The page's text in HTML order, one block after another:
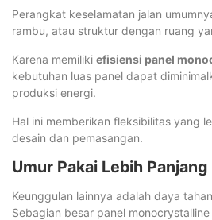
Perangkat keselamatan jalan
rambu, atau struktur dengan ruang
Karena memiliki efisiensi panel
kebutuhan luas panel dapat
produksi energi.
Hal ini memberikan fleksibilitas yang
desain dan pemasangan.
Umur Pakai Lebih Panjang
Keunggulan lainnya adalah daya
Sebagian besar panel